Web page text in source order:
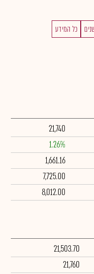
כל המידע
21,740
1.26%
1,661.16
7,725.00
8,012.00
21,503.70
21,760